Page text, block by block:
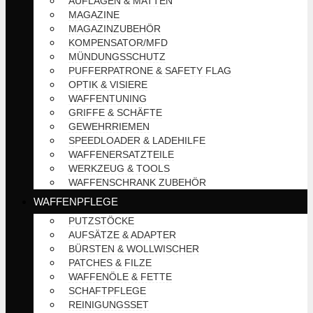
MAGAZINE
MAGAZINZUBEHÖR
KOMPENSATOR/MFD
MÜNDUNGSSCHUTZ
PUFFERPATRONE & SAFETY FLAG
OPTIK & VISIERE
WAFFENTUNING
GRIFFE & SCHÄFTE
GEWEHRRIEMEN
SPEEDLOADER & LADEHILFE
WAFFENERSATZTEILE
WERKZEUG & TOOLS
WAFFENSCHRANK ZUBEHÖR
WAFFENPFLEGE
PUTZSTÖCKE
AUFSÄTZE & ADAPTER
BÜRSTEN & WOLLWISCHER
PATCHES & FILZE
WAFFENÖLE & FETTE
SCHAFTPFLEGE
REINIGUNGSSET